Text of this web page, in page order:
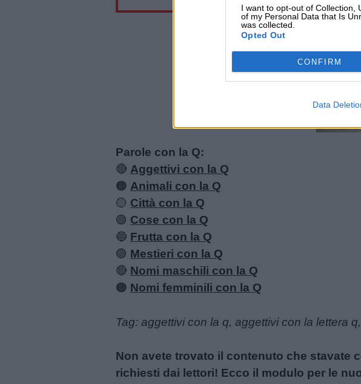
I want to opt-out of Collection,
of my Personal Data that Is
was collected.
Opted Out
CONFIRM
Data
Parole con la Q:
🔴 Aggettivi con la Q
🟠 Animali con la Q
🟡 Città con la Q
🟢 Cose con la Q
🔵 Frutta con la Q
🟣 Mestieri con la Q
🔴 Nomi maschili con la Q
🟠 Nomi femminili con la Q
Tag: aggettivi con la q, aggettivi con la lettera
Non avete trovato il contenuto che stavate
richiesti dai lettori! Ecco il modulo per le